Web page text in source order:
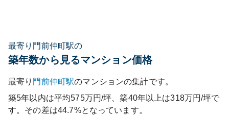
最寄り門前仲町駅の
築年数から見るマンション価格
最寄り 門前仲町駅のマンションの集計です。
築5年以内は平均575万円/坪、築40年以上は318万円/坪で
す。その差は44.7%となっています。